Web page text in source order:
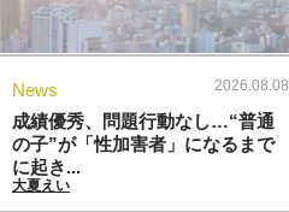
News 2026.08.08
成績優秀、問題行動なし…“普通
の子”が「性加害者」になるまで
に起き...
大夏えい